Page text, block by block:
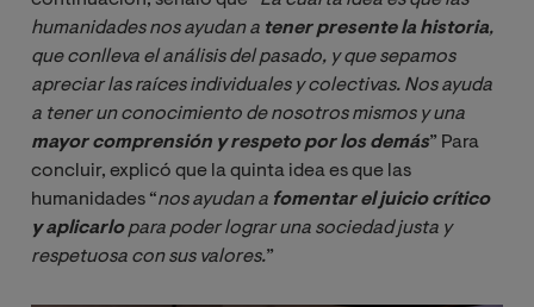
humanidades nos ayudan a tener presente la historia,
que conlleva el análisis del pasado, y que sepamos
apreciar las raíces individuales y colectivas. Nos ayuda
mayor comprensión y respeto por los demás” Para
concluir, explicó que la quinta idea es que las
humanidades “nos ayudan a fomentar el juicio crítico
y aplicarlo para poder lograr una sociedad justa y
respetuosa con sus valores.”